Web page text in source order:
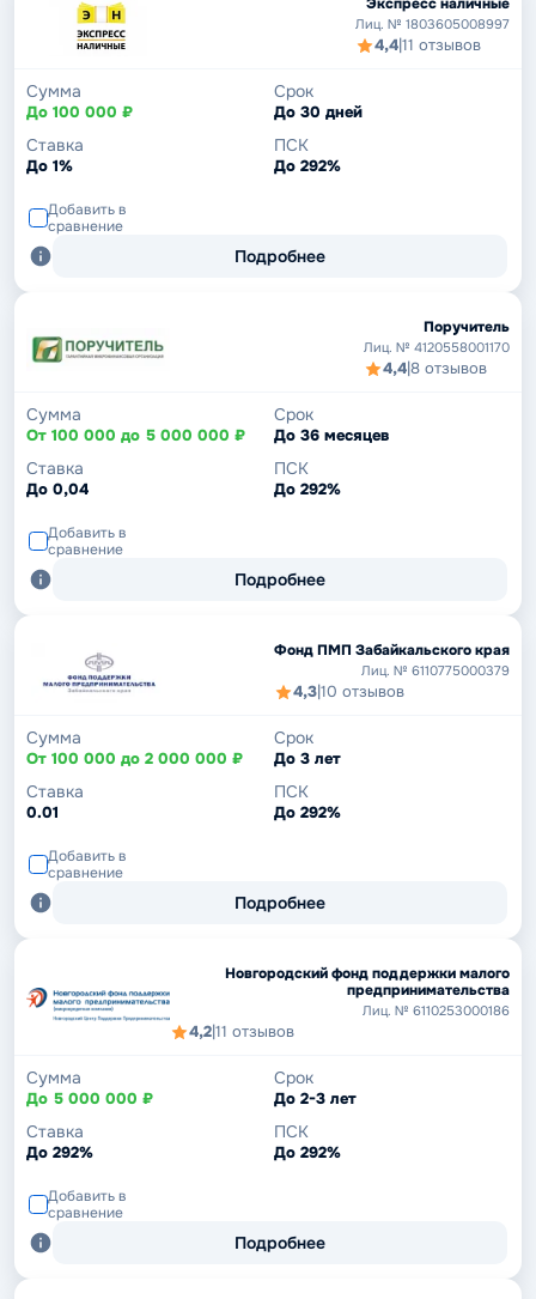
Лиц. № 1803605008997
4,4|11 отзывов
Сумма
До 100 000 ₽
Срок
До 30 дней
Ставка
До 1%
ПСК
До 292%
Добавить в
сравнение
Подробнее
Поручитель
Лиц. № 4120558001170
4,4|8 отзывов
Сумма
От 100 000 до 5 000 000 ₽
Срок
До 36 месяцев
Ставка
До 0,04
ПСК
До 292%
Добавить в
сравнение
Подробнее
Фонд ПМП Забайкальского края
Лиц. № 6110775000379
4,3|10 отзывов
Сумма
От 100 000 до 2 000 000 ₽
Срок
До 3 лет
Ставка
0.01
ПСК
До 292%
Добавить в
сравнение
Подробнее
Новгородский фонд поддержки малого
предпринимательства
Лиц. № 6110253000186
4,2|11 отзывов
Сумма
До 5 000 000 ₽
Срок
До 2-3 лет
Ставка
До 292%
ПСК
До 292%
Добавить в
сравнение
Подробнее